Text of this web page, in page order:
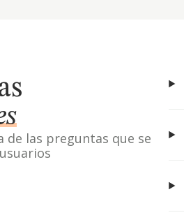
de las preguntas que se